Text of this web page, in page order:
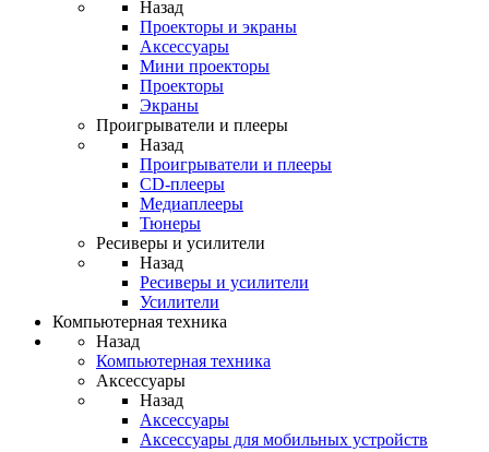
Назад
Проекторы и экраны
Аксессуары
Мини проекторы
Проекторы
Экраны
Проигрыватели и плееры
Назад
Проигрыватели и плееры
CD-плееры
Медиаплееры
Тюнеры
Ресиверы и усилители
Назад
Ресиверы и усилители
Усилители
Компьютерная техника
Назад
Компьютерная техника
Аксессуары
Назад
Аксессуары
Аксессуары для мобильных устройств